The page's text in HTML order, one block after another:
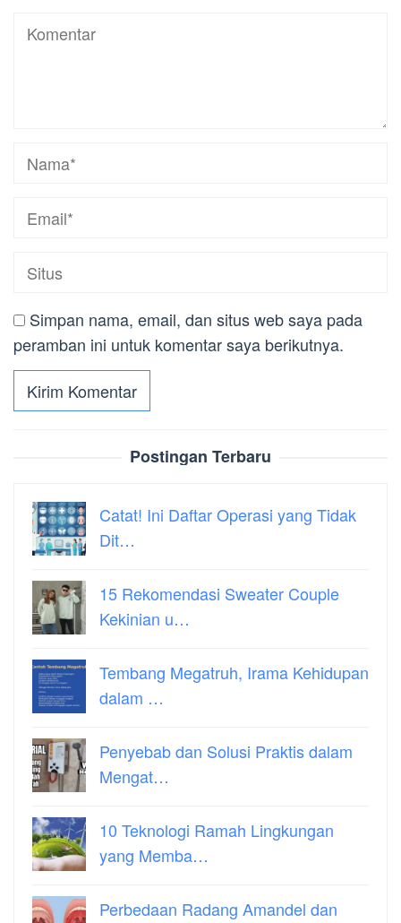
Simpan nama, email, dan situs web saya pada
peramban ini untuk komentar saya berikutnya.
Postingan Terbaru
Catat! Ini Daftar Operasi yang Tidak
Dit…
15 Rekomendasi Sweater Couple
Kekinian u…
Tembang Megatruh, Irama Kehidupan
dalam …
Penyebab dan Solusi Praktis dalam
Mengat…
10 Teknologi Ramah Lingkungan
yang Memba…
Perbedaan Radang Amandel dan